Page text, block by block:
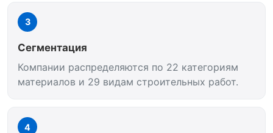
3
Сегментация
Компании распределяются по 22 категориям
материалов и 29 видам строительных работ.
4